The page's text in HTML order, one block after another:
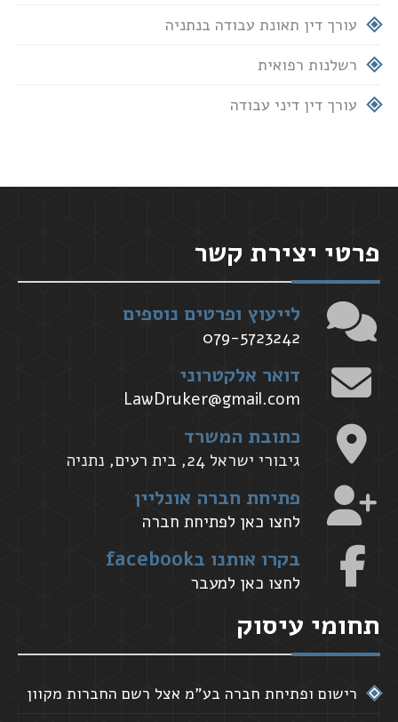
עורך דין תאונת עבודה בנתניה
רשלנות רפואית
עורך דין דיני עבודה
פרטי יצירת קשר
לייעוץ ופרטים נוספים
079-5723242
דואר אלקטרוני
LawDruker@gmail.com
כתובת המשרד
גיבורי ישראל 24, בית רעים, נתניה
פתיחת חברה אונליין
לחצו כאן לפתיחת חברה
בקרו אותנו בfacebook
לחצו כאן למעבר
תחומי עיסוק
רישום ופתיחת חברה בע"מ אצל רשם החברות מקוון